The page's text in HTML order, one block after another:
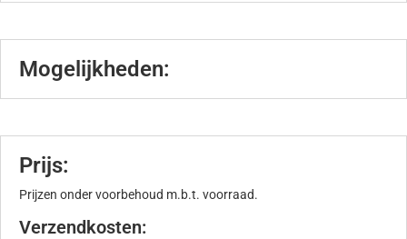
Mogelijkheden:
Prijs:
Prijzen onder voorbehoud m.b.t. voorraad.
Verzendkosten: